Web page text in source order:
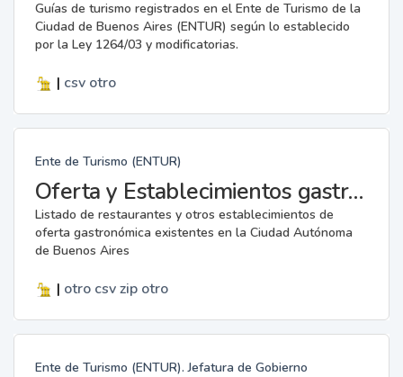
Guías de turismo registrados en el Ente de Turismo de la
Ciudad de Buenos Aires (ENTUR) según lo establecido
por la Ley 1264/03 y modificatorias.
| csv otro
Ente de Turismo (ENTUR)
Oferta y Establecimientos gastronómicos
Listado de restaurantes y otros establecimientos de
oferta gastronómica existentes en la Ciudad Autónoma
de Buenos Aires
| otro csv zip otro
Ente de Turismo (ENTUR). Jefatura de Gobierno